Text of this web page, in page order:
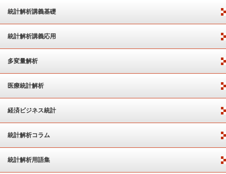
統計解析講義基礎
統計解析講義応用
多変量解析
医療統計解析
経済ビジネス統計
統計解析コラム
統計解析用語集